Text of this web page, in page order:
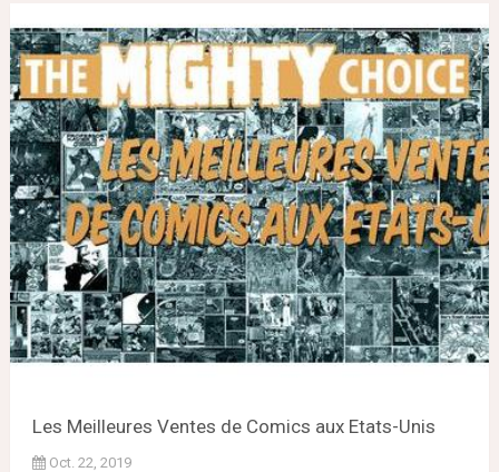
Les Meilleures Ventes de Comics aux Etats-Unis
Oct. 22, 2019